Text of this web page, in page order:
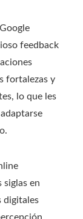
feedback
fortalezas y
lo que les
siglas en
digitales